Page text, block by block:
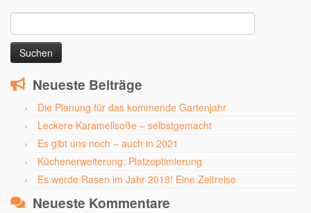
nach:
Neueste Beiträge
Die Planung für das kommende Gartenjahr
Leckere Karamellsoße – selbstgemacht
Es gibt uns noch – auch in 2021
Küchenerweiterung: Platzoptimierung
Es werde Rasen im Jahr 2018! Eine Zeitreise
Neueste Kommentare